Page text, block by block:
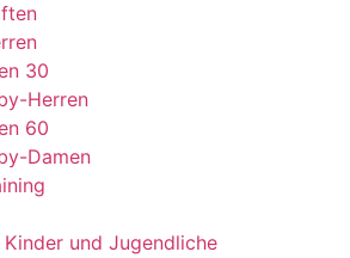
30
Herren
60
Damen
Kinder und Jugendliche